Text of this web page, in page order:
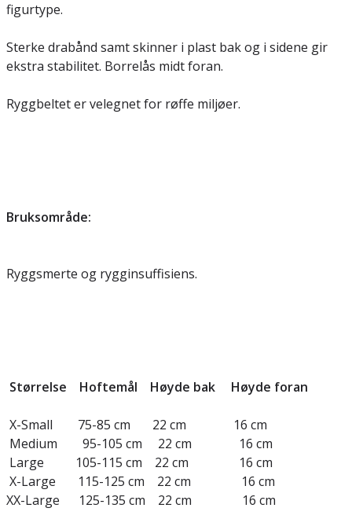
figurtype.
Sterke drabånd samt skinner i plast bak og i sidene gir
ekstra stabilitet. Borrelås midt foran.
Ryggbeltet er velegnet for røffe miljøer.
Bruksområde:
Ryggsmerte og rygginsuffisiens.
Størrelse Hoftemål Høyde bak Høyde foran
X-Small 75-85 cm 22 cm 16 cm
Medium 95-105 cm 22 cm 16 cm
Large 105-115 cm 22 cm 16 cm
X-Large 115-125 cm 22 cm 16 cm
XX-Large 125-135 cm 22 cm 16 cm